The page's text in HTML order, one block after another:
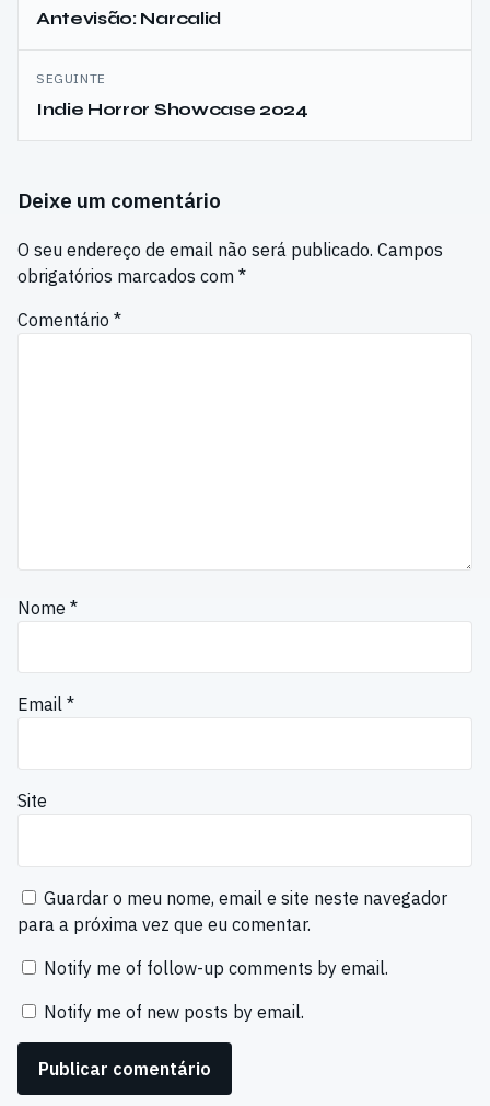
de
artigos
Antevisão: Narcalid
SEGUINTE
Indie Horror Showcase 2024
Deixe um comentário
O seu endereço de email não será publicado. Campos
obrigatórios marcados com *
Comentário *
Nome *
Email *
Site
Guardar o meu nome, email e site neste navegador
para a próxima vez que eu comentar.
Notify me of follow-up comments by email.
Notify me of new posts by email.